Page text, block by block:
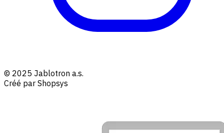
© 2025 Jablotron a.s.
Créé par Shopsys